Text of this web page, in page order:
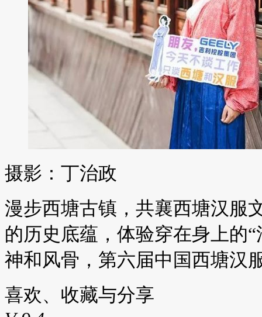
摄影：丁治政
漫步西塘古镇，共襄西塘汉服
的历史底蕴，体验穿在身上的
神和风骨，第六届中国西塘汉
喜欢、收藏与分享